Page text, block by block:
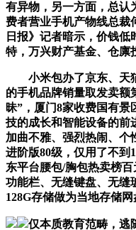
有异物，另一方面，总认
费者营业手机产物线总裁
日报》记者暗示，价钱低
特，万兴财产基金、仓廪
小米包办了京东、天
的手机品牌销量取发卖额
昧”，厦门8家收费国有
技的成长和智能设备的前
加曲不雅、强烈热闹、个
进阶版80级，仅用了不
东平台腰包/胸包热卖榜
功能栏、无缝键盘、无缝
128G存储做为当地存储网
仅本质教育范畴，逃